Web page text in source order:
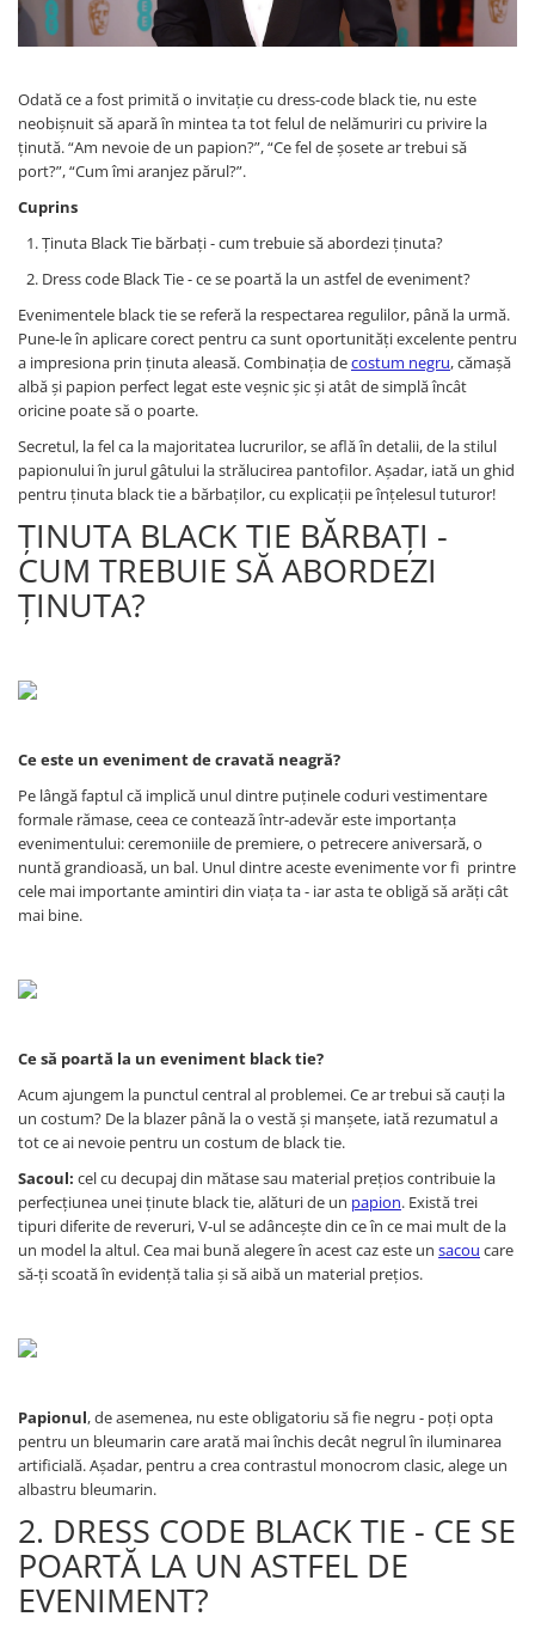
Odată ce a fost primită o invitație cu dress-code black tie, nu este
neobișnuit să apară în mintea ta tot felul de nelămuriri cu privire la
ținută. “Am nevoie de un papion?”, “Ce fel de șosete ar trebui să
port?”, “Cum îmi aranjez părul?”.
Cuprins
Ținuta Black Tie bărbați - cum trebuie să abordezi ținuta?
Dress code Black Tie - ce se poartă la un astfel de eveniment?
Evenimentele black tie se referă la respectarea regulilor, până la urmă.
Pune-le în aplicare corect pentru ca sunt oportunități excelente pentru
a impresiona prin ținuta aleasă. Combinația decostum negru, cămașă
albă și papion perfect legat este veșnic șic și atât de simplă încât
oricine poate să o poarte.
Secretul, la fel ca la majoritatea lucrurilor, se află în detalii, de la stilul
papionului în jurul gâtului la strălucirea pantofilor. Așadar, iată un ghid
pentru ținuta black tie a bărbaților, cu explicații pe înțelesul tuturor!
ȚINUTA BLACK TIE BĂRBAȚI -
CUM TREBUIE SĂ ABORDEZI
ȚINUTA?
Ce este un eveniment de cravată neagră?
Pe lângă faptul că implică unul dintre puținele coduri vestimentare
formale rămase, ceea ce contează într-adevăr este importanța
evenimentului: ceremoniile de premiere, o petrecere aniversară, o
nuntă grandioasă, un bal. Unul dintre aceste evenimente vor fi printre
cele mai importante amintiri din viața ta - iar asta te obligă să arăți cât
mai bine.
Ce să poartă la un eveniment black tie?
Acum ajungem la punctul central al problemei. Ce ar trebui să cauți la
un costum? De la blazer până la o vestă și manșete, iată rezumatul a
tot ce ai nevoie pentru un costum de black tie.
Sacoul: cel cu decupaj din mătase sau material prețios contribuie la
perfecțiunea unei ținute black tie, alături de un papion. Există trei
tipuri diferite de reveruri, V-ul se adâncește din ce în ce mai mult de la
un model la altul. Cea mai bună alegere în acest caz este un sacou care
să-ți scoată în evidență talia și să aibă un material prețios.
Papionul, de asemenea, nu este obligatoriu să fie negru - poți opta
pentru un bleumarin care arată mai închis decât negrul în iluminarea
artificială. Așadar, pentru a crea contrastul monocrom clasic, alege un
albastru bleumarin.
2. DRESS CODE BLACK TIE - CE SE
POARTĂ LA UN ASTFEL DE
EVENIMENT?